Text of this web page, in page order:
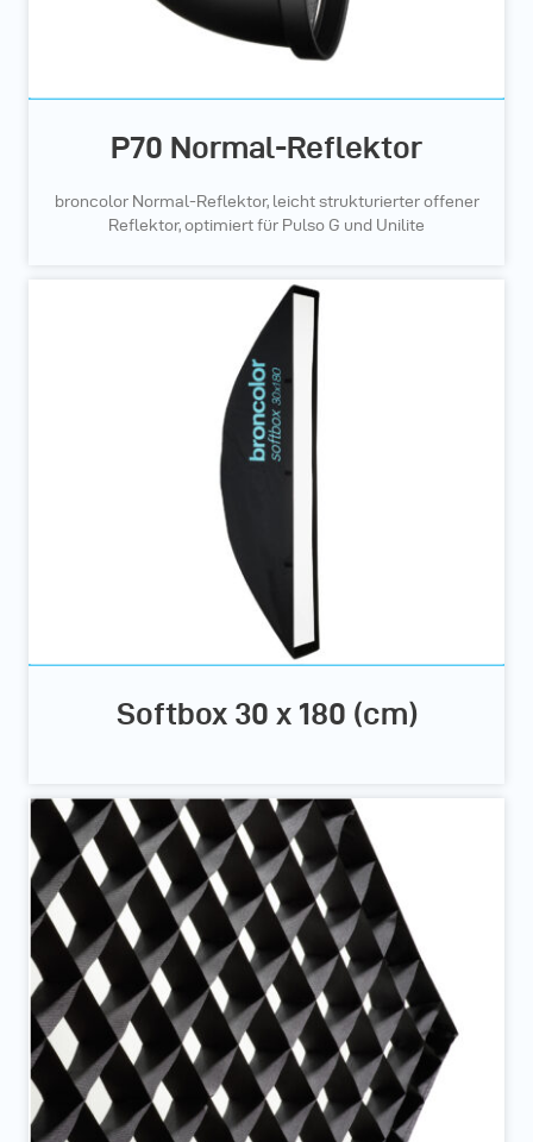
P70 Normal-Reflektor
broncolor Normal-Reflektor, leicht strukturierter offener
Reflektor, optimiert für Pulso G und Unilite
Softbox 30 x 180 (cm)